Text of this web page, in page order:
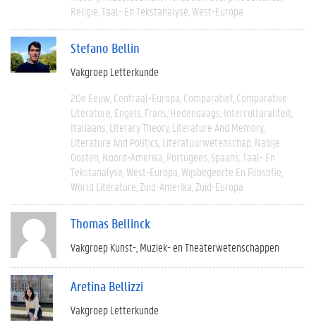
Religie Taal- En Tekstanalyse West-Europa
Stefano Bellin
Vakgroep Letterkunde
20e Eeuw Centraal-Europa Comparatief Comparative
Literature Engels Frans Hedendaags Interculturaliteit
Italiaans Literary Theory Literature And Memory
Literature And Politics Literatuurwetenschap Nabije
Oosten Noord-Amerika Portugees Spaans Taal- En
Tekstanalyse West-Europa Wijsbegeerte En Filosofie
World Literature Zuid-Amerika Zuid-Europa
Thomas Bellinck
Vakgroep Kunst-, Muziek- en Theaterwetenschappen
Aretina Bellizzi
Vakgroep Letterkunde